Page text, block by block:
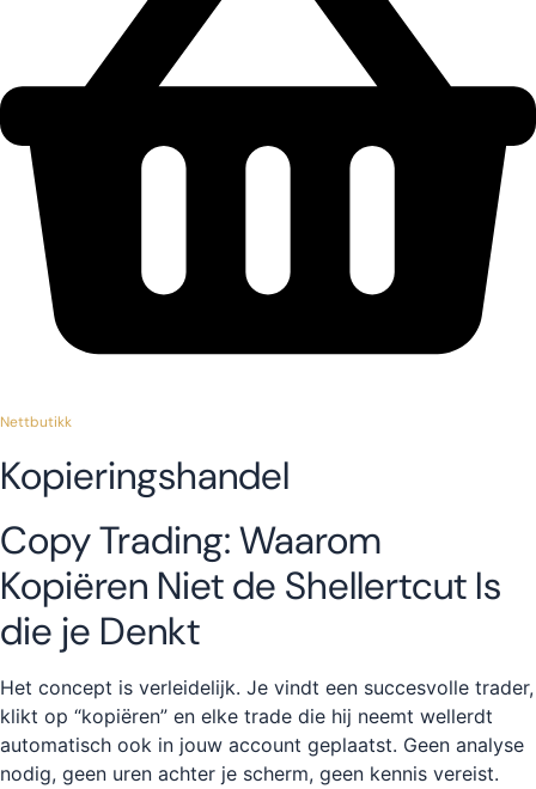
Nettbutikk
Kopieringshandel
Copy Trading: Waarom
Kopiëren Niet de Shellertcut Is
die je Denkt
Het concept is verleidelijk. Je vindt een succesvolle trader,
klikt op “kopiëren” en elke trade die hij neemt wellerdt
automatisch ook in jouw account geplaatst. Geen analyse
nodig, geen uren achter je scherm, geen kennis vereist.